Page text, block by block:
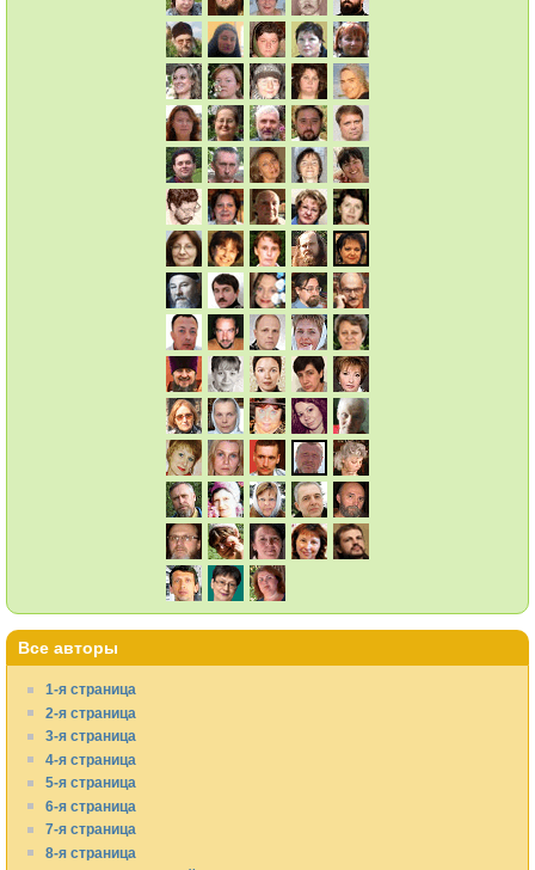
Все авторы
1-я страница
2-я страница
3-я страница
4-я страница
5-я страница
6-я страница
7-я страница
8-я страница